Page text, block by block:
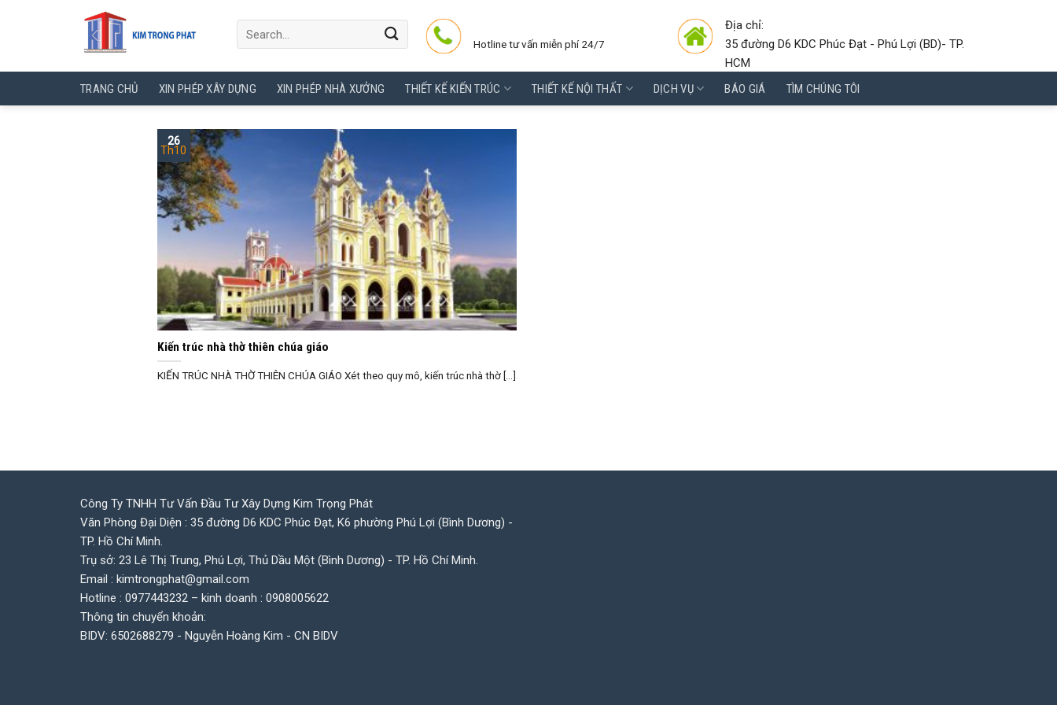
Hotline tư vấn miễn phí 24/7
Địa chỉ:
35 đường D6 KDC Phúc Đạt - Phú Lợi (BD)- TP.
HCM
TRANG CHỦ
XIN PHÉP XÂY DỰNG XIN PHÉP NHÀ XƯỞNG THIẾT KẾ KIẾN TRÚC THIẾT KẾ NỘI THẤT DỊCH VỤ BÁO GIÁ TÌM CHÚNG TÔI
Kiến trúc nhà thờ thiên chúa giáo
KIẾN TRÚC NHÀ THỜ THIÊN CHÚA GIÁO Xét theo quy mô, kiến trúc nhà thờ [...]
26
Th10
Công Ty TNHH Tư Vấn Đầu Tư Xây Dựng Kim Trọng Phát
Văn Phòng Đại Diện : 35 đường D6 KDC Phúc Đạt, K6 phường Phú Lợi (Bình Dương) -
TP. Hồ Chí Minh.
Trụ sở: 23 Lê Thị Trung, Phú Lợi, Thủ Dầu Một (Bình Dương) - TP. Hồ Chí Minh.
Email : kimtrongphat@gmail.com
Hotline : 0977443232 – kinh doanh : 0908005622
Thông tin chuyển khoản:
BIDV: 6502688279 - Nguyễn Hoàng Kim - CN BIDV